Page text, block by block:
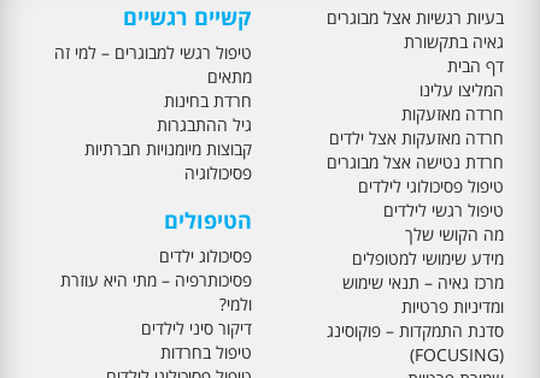
בעיות רגשיות אצל מבוגרים
גאיה בתקשורת
דף הבית
המליצו עלינו
חרדה מאזעקות
חרדה מאזעקות אצל ילדים
חרדת נטישה אצל מבוגרים
טיפול פסיכולוגי לילדים
טיפול רגשי לילדים
מה הקושי שלך
מידע שימושי למטופלים
מרכז גאיה – תנאי שימוש
ומדיניות פרטיות
סדנת התמקדות – פוקוסינג
(FOCUSING)
קשיים רגשיים
טיפול רגשי למבוגרים – למי זה
מתאים
חרדת בחינות
גיל ההתבגרות
קבוצות מיומנויות חברתיות
פסיכולוגיה
הטיפולים
פסיכולוג ילדים
פסיכותרפיה – מתי היא עוזרת
ולמי?
דיקור סיני לילדים
טיפול בחרדות